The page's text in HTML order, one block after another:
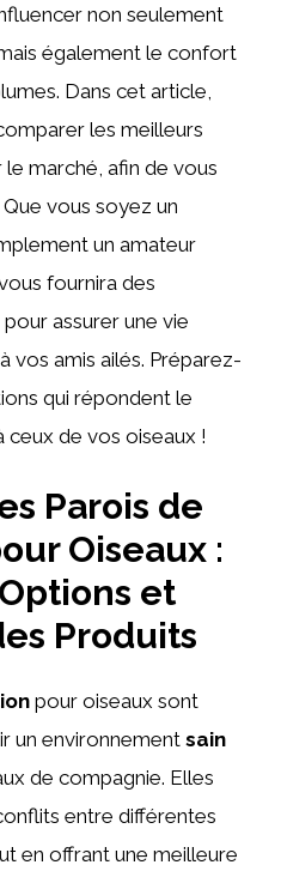
non seulement
également le confort
Dans cet article,
les meilleurs
marché, afin de vous
vous soyez un
un amateur
fournira des
assurer une vie
vos amis ailés. Préparez-
qui répondent le
ceux de vos oiseaux !
Parois de
Oiseaux :
et
Produits
pour oiseaux sont
un environnement sain
de compagnie. Elles
entre différentes
en offrant une meilleure